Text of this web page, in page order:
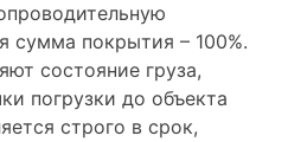
сумма покрытия – 100%.
состояние груза,
погрузки до объекта
строго в срок,